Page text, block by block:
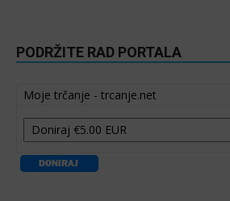
PODRŽITE RAD PORTALA
Moje trčanje - trcanje.net